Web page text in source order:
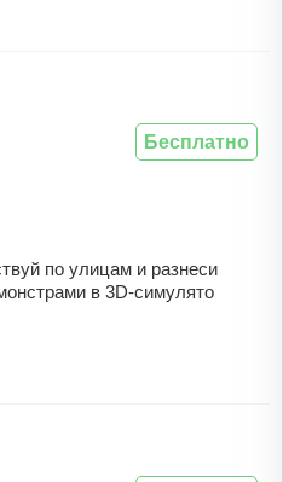
по улицам и разнеси
в 3D-симулято
Бесплатно